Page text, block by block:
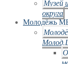
Музей
округа
Молодёжь